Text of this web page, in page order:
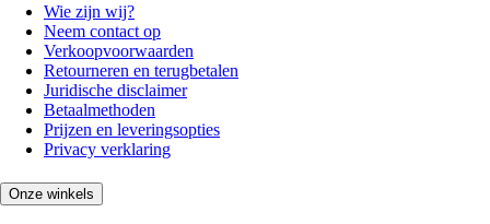
Wie zijn wij?
Neem contact op
Verkoopvoorwaarden
Retourneren en terugbetalen
Juridische disclaimer
Betaalmethoden
Prijzen en leveringsopties
Privacy verklaring
Onze winkels